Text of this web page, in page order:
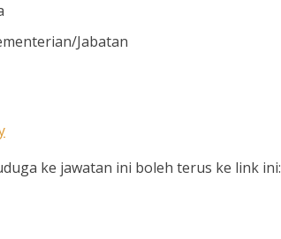
Jabatan
ke jawatan ini boleh terus ke link ini: